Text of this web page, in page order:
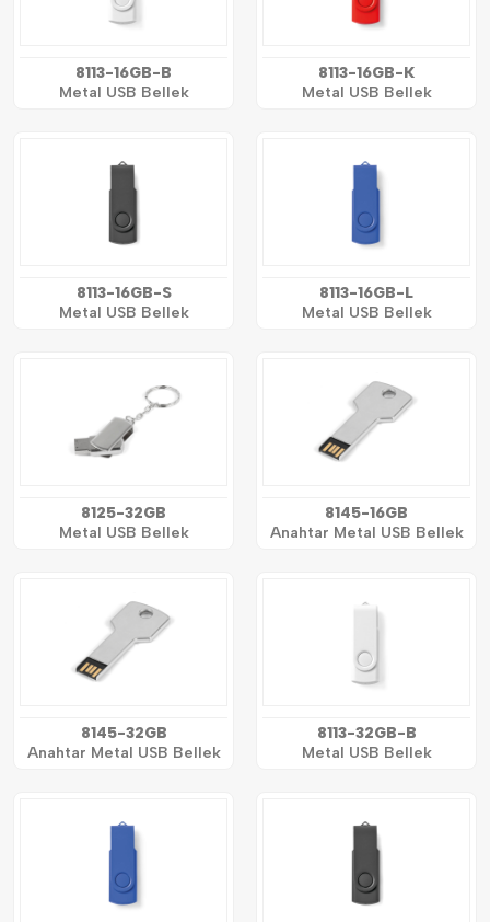
8113-16GB-B
Metal USB Bellek
8113-16GB-K
Metal USB Bellek
8113-16GB-S
Metal USB Bellek
8113-16GB-L
Metal USB Bellek
8125-32GB
Metal USB Bellek
8145-16GB
Anahtar Metal USB Bellek
8145-32GB
Anahtar Metal USB Bellek
8113-32GB-B
Metal USB Bellek